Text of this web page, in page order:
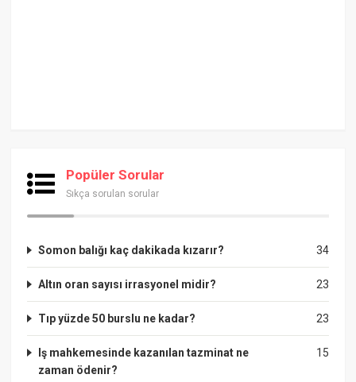
Popüler Sorular
Sıkça sorulan sorular
34
Somon balığı kaç dakikada kızarır?
23
Altın oran sayısı irrasyonel midir?
23
Tıp yüzde 50 burslu ne kadar?
15
Iş mahkemesinde kazanılan tazminat ne
zaman ödenir?